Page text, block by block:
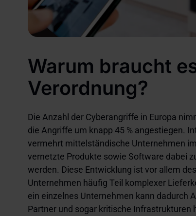
Warum braucht
Verordnung?
Die Anzahl der Cyberangriffe in Europa
die Angriffe um knapp 45 % angestiegen.
vermehrt mittelständische Unternehmen
vernetzte Produkte sowie Software dabei
werden. Diese Entwicklung ist vor allem
Unternehmen häufig Teil komplexer
ein einzelnes Unternehmen kann dadurch
Partner und sogar kritische Infrastrukturen